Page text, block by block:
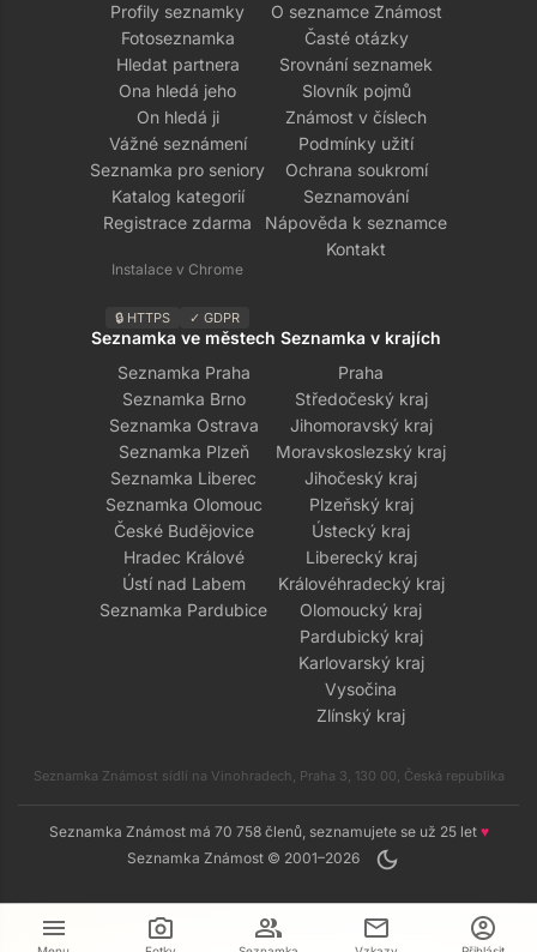
menu camera_alt group mail account_circle
Profily seznamky
Fotoseznamka
Hledat partnera
Ona hledá jeho
On hledá ji
Vážné seznámení
Seznamka pro seniory
Katalog kategorií
Registrace zdarma
Instalace v Chrome
🔒 HTTPS ✓ GDPR
O seznamce Známost
Časté otázky
Srovnání seznamek
Slovník pojmů
Známost v číslech
Podmínky užití
Ochrana soukromí
Seznamování
Nápověda k seznamce
Kontakt
Seznamka ve městech
Seznamka Praha
Seznamka Brno
Seznamka Ostrava
Seznamka Plzeň
Seznamka Liberec
Seznamka Olomouc
České Budějovice
Hradec Králové
Ústí nad Labem
Seznamka Pardubice
Seznamka v krajích
Praha
Středočeský kraj
Jihomoravský kraj
Moravskoslezský kraj
Jihočeský kraj
Plzeňský kraj
Ústecký kraj
Liberecký kraj
Královéhradecký kraj
Olomoucký kraj
Pardubický kraj
Karlovarský kraj
Vysočina
Zlínský kraj
Seznamka Známost sídlí na Vinohradech, Praha 3, 130 00, Česká republika
Seznamka Známost má 70 758 členů, seznamujete se už 25 let ♥
Seznamka Známost © 2001–2026
dark_mode